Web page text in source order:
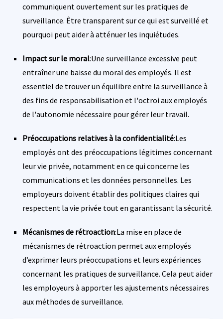
communiquent ouvertement sur les pratiques de
surveillance. Être transparent sur ce qui est surveillé et
pourquoi peut aider à atténuer les inquiétudes.
Impact sur le moral:Une surveillance excessive peut
entraîner une baisse du moral des employés. Il est
essentiel de trouver un équilibre entre la surveillance à
des fins de responsabilisation et l'octroi aux employés
de l'autonomie nécessaire pour gérer leur travail.
Préoccupations relatives à la confidentialité:Les
employés ont des préoccupations légitimes concernant
leur vie privée, notamment en ce qui concerne les
communications et les données personnelles. Les
employeurs doivent établir des politiques claires qui
respectent la vie privée tout en garantissant la sécurité.
Mécanismes de rétroaction:La mise en place de
mécanismes de rétroaction permet aux employés
d’exprimer leurs préoccupations et leurs expériences
concernant les pratiques de surveillance. Cela peut aider
les employeurs à apporter les ajustements nécessaires
aux méthodes de surveillance.